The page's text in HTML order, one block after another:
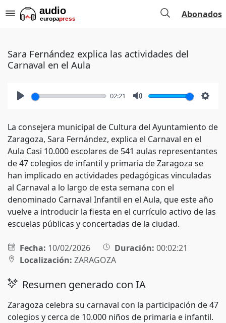
Abonados
Sara Fernández explica las actividades del
Carnaval en el Aula
02:21
La consejera municipal de Cultura del Ayuntamiento de
Zaragoza, Sara Fernández, explica el Carnaval en el
Aula Casi 10.000 escolares de 541 aulas representantes
de 47 colegios de infantil y primaria de Zaragoza se
han implicado en actividades pedagógicas vinculadas
al Carnaval a lo largo de esta semana con el
denominado Carnaval Infantil en el Aula, que este año
vuelve a introducir la fiesta en el currículo activo de las
escuelas públicas y concertadas de la ciudad.
Fecha: 10/02/2026 Duración: 00:02:21
Localización: ZARAGOZA
Resumen generado con IA
Zaragoza celebra su carnaval con la participación de 47
colegios y cerca de 10.000 niños de primaria e infantil.